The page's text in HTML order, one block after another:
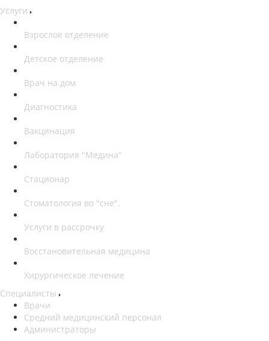
Услуги
Взрослое отделение
Детское отделение
Врач на дом
Диагностика
Вакцинация
Лаборатория "Медина"
Стационар
Стоматология во "сне".
Услуги в рассрочку
Восстановительная медицина
Хирургическое лечение
Специалисты
Врачи
Средний медицинский персонал
Администраторы